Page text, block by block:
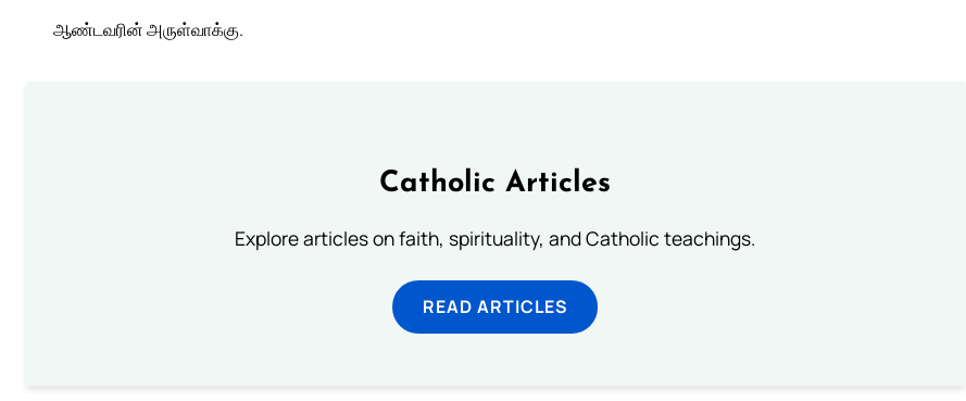
ஆண்டவரின் அருள்வாக்கு.
Catholic Articles
Explore articles on faith, spirituality, and Catholic teachings.
READ ARTICLES